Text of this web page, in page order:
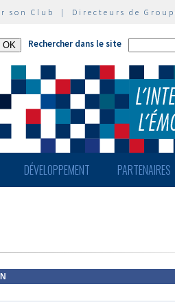
son Club | Directeurs de
Rechercher dans le site
DÉVELOPPEMENT PARTENAIRES